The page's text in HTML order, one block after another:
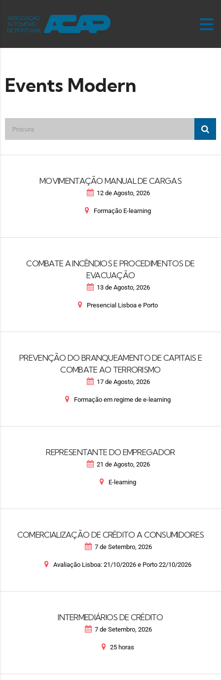
Events Modern
MOVIMENTAÇÃO MANUAL DE CARGAS
12 de Agosto, 2026
Formação E-learning
COMBATE A INCÊNDIOS E PROCEDIMENTOS DE
EVACUAÇÃO
13 de Agosto, 2026
Presencial Lisboa e Porto
PREVENÇÃO DO BRANQUEAMENTO DE CAPITAIS E
COMBATE AO TERRORISMO
17 de Agosto, 2026
Formação em regime de e-learning
REPRESENTANTE DO EMPREGADOR
21 de Agosto, 2026
E-learning
COMERCIALIZAÇÃO DE CRÉDITO A CONSUMIDORES
7 de Setembro, 2026
Avaliação Lisboa: 21/10/2026 e Porto 22/10/2026
INTERMEDIÁRIOS DE CRÉDITO
7 de Setembro, 2026
25 horas